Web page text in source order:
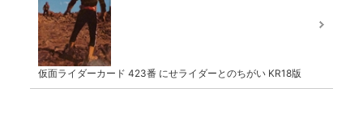
仮面ライダーカード 423番 にせライダーとのちがい KR18版